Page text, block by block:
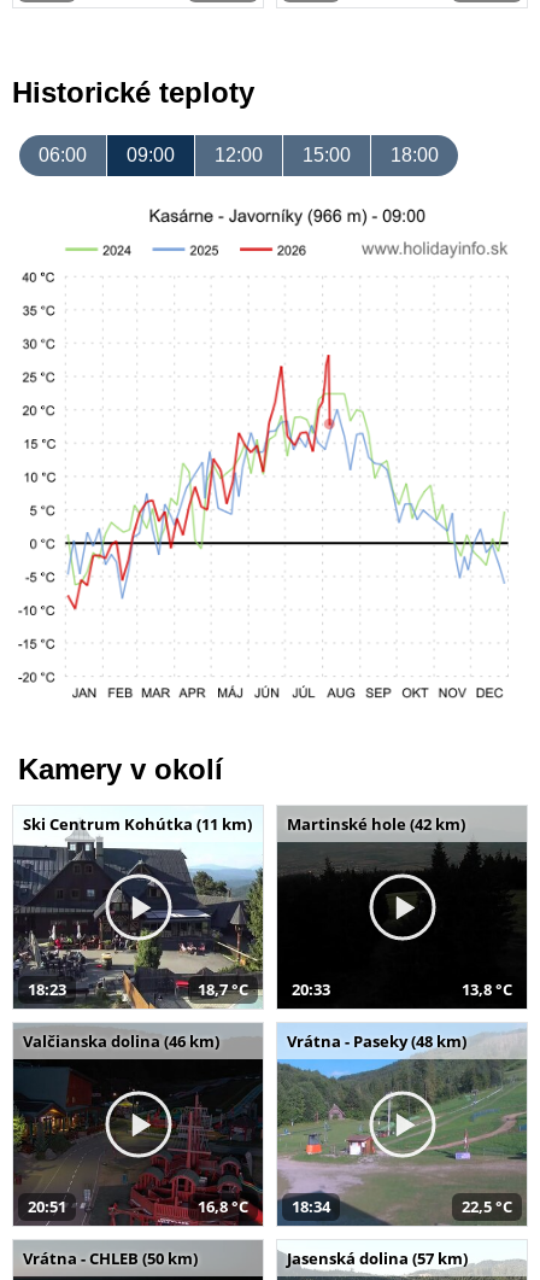
Historické teploty
06:00 09:00 12:00 15:00 18:00
Kamery v okolí
Ski Centrum Kohútka (11 km)
18:23 18,7 °C
Martinské hole (42 km)
20:33 13,8 °C
Valčianska dolina (46 km)
20:51 16,8 °C
Vrátna - Paseky (48 km)
18:34 22,5 °C
Vrátna - CHLEB (50 km) Jasenská dolina (57 km)